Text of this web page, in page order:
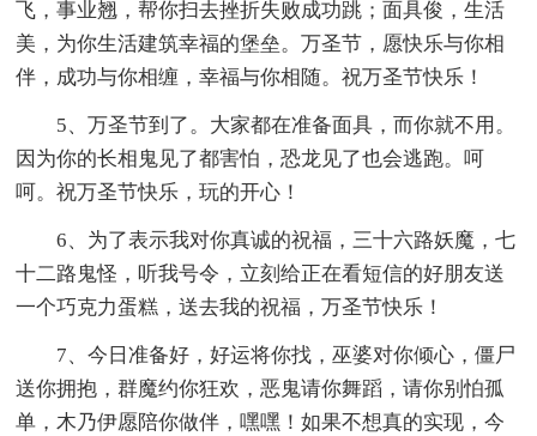
飞，事业翘，帮你扫去挫折失败成功跳；面具俊，生活
美，为你生活建筑幸福的堡垒。万圣节，愿快乐与你相
伴，成功与你相缠，幸福与你相随。祝万圣节快乐！
5、万圣节到了。大家都在准备面具，而你就不用。
因为你的长相鬼见了都害怕，恐龙见了也会逃跑。呵
呵。祝万圣节快乐，玩的开心！
6、为了表示我对你真诚的祝福，三十六路妖魔，七
十二路鬼怪，听我号令，立刻给正在看短信的好朋友送
一个巧克力蛋糕，送去我的祝福，万圣节快乐！
7、今日准备好，好运将你找，巫婆对你倾心，僵尸
送你拥抱，群魔约你狂欢，恶鬼请你舞蹈，请你别怕孤
单，木乃伊愿陪你做伴，嘿嘿！如果不想真的实现，今